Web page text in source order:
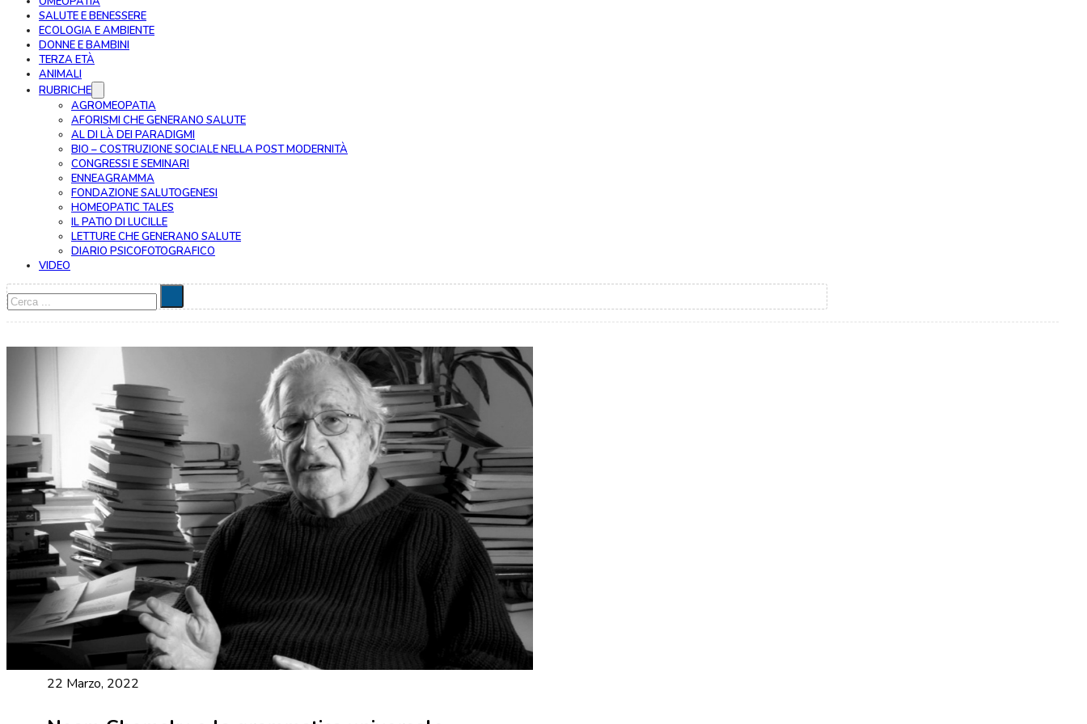
SALUTE E BENESSERE
ECOLOGIA E AMBIENTE
DONNE E BAMBINI
TERZA ETÀ
ANIMALI
RUBRICHE
AGROMEOPATIA
AFORISMI CHE GENERANO SALUTE
AL DI LÀ DEI PARADIGMI
BIO – COSTRUZIONE SOCIALE NELLA POST MODERNITÀ
CONGRESSI E SEMINARI
ENNEAGRAMMA
FONDAZIONE SALUTOGENESI
HOMEOPATIC TALES
IL PATIO DI LUCILLE
LETTURE CHE GENERANO SALUTE
DIARIO PSICOFOTOGRAFICO
VIDEO
Cerca
22 Marzo, 2022